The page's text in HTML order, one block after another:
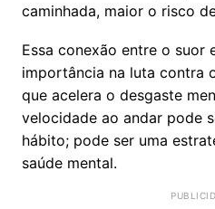
caminhada, maior o risco
Essa conexão entre o suor
importância na luta contra
que acelera o desgaste
velocidade ao andar pode
hábito; pode ser uma
saúde mental.